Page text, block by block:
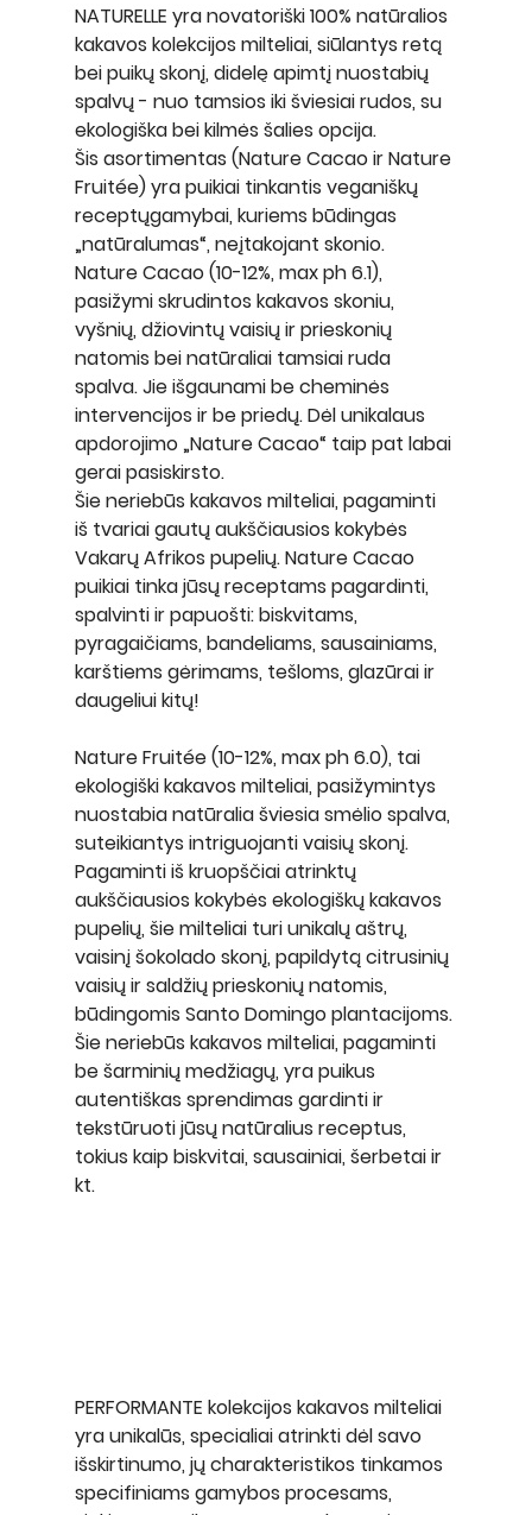
NATURELLE yra novatoriški 100% natūralios
kakavos kolekcijos milteliai, siūlantys retą
bei puikų skonį, didelę apimtį nuostabių
spalvų - nuo tamsios iki šviesiai rudos, su
ekologiška bei kilmės šalies opcija.
Šis asortimentas (Nature Cacao ir Nature
Fruitée) yra puikiai tinkantis veganiškų
receptųgamybai, kuriems būdingas
„natūralumas“, neįtakojant skonio.
Nature Cacao (10-12%, max ph 6.1),
pasižymi skrudintos kakavos skoniu,
vyšnių, džiovintų vaisių ir prieskonių
natomis bei natūraliai tamsiai ruda
spalva. Jie išgaunami be cheminės
intervencijos ir be priedų. Dėl unikalaus
apdorojimo „Nature Cacao“ taip pat labai
gerai pasiskirsto.
Šie neriebūs kakavos milteliai, pagaminti
iš tvariai gautų aukščiausios kokybės
Vakarų Afrikos pupelių. Nature Cacao
puikiai tinka jūsų receptams pagardinti,
spalvinti ir papuošti: biskvitams,
pyragaičiams, bandeliams, sausainiams,
karštiems gėrimams, tešloms, glazūrai ir
daugeliui kitų!
Nature Fruitée (10-12%, max ph 6.0), tai
ekologiški kakavos milteliai, pasižymintys
nuostabia natūralia šviesia smėlio spalva,
suteikiantys intriguojanti vaisių skonį.
Pagaminti iš kruopščiai atrinktų
aukščiausios kokybės ekologiškų kakavos
pupelių, šie milteliai turi unikalų aštrų,
vaisinį šokolado skonį, papildytą citrusinių
vaisių ir saldžių prieskonių natomis,
būdingomis Santo Domingo plantacijoms.
Šie neriebūs kakavos milteliai, pagaminti
be šarminių medžiagų, yra puikus
autentiškas sprendimas gardinti ir
tekstūruoti jūsų natūralius receptus,
tokius kaip biskvitai, sausainiai, šerbetai ir
kt.
PERFORMANTE kolekcijos kakavos milteliai
yra unikalūs, specialiai atrinkti dėl savo
išskirtinumo, jų charakteristikos tinkamos
specifiniams gamybos procesams,